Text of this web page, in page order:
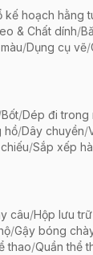
kế hoạch hằng
& Chất dính/
/Dụng cụ vẽ/
Bốt/Dép đi trong
hồ/Dây chuyền/
/Sắp xếp
câu/Hộp lưu
/Gậy bóng
thao/Quần thể